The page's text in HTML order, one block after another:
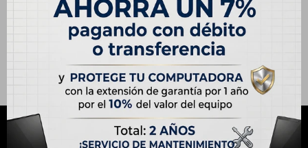
Quitar filtrosTe recomendamos quitar:
Modelo:iPhone XS Max
NEWSLETTER